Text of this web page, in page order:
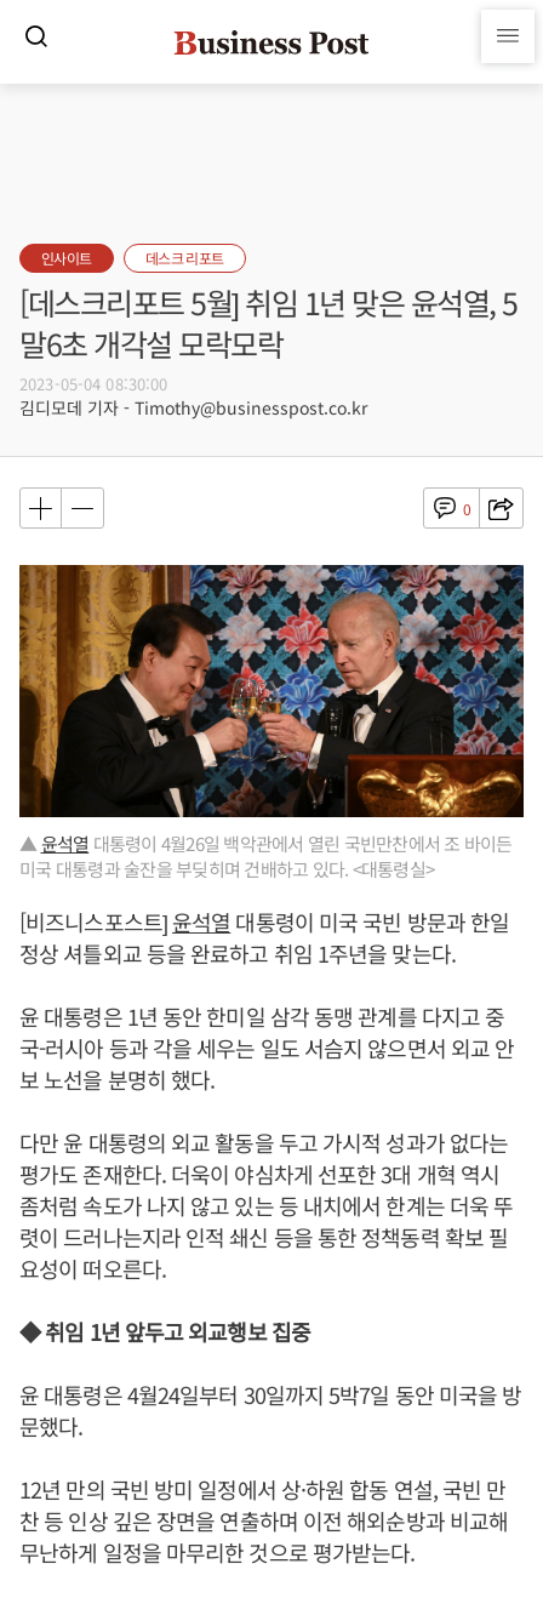
인사이트 데스크 리포트
[데스크리포트 5월] 취임 1년 맞은 윤석열, 5
말6초 개각설 모락모락
2023-05-04 08:30:00
김디모데 기자 - Timothy@businesspost.co.kr
0
▲윤석열 대통령이 4월26일 백악관에서 열린 국빈만찬에서 조 바이든
미국 대통령과 술잔을 부딪히며 건배하고 있다. <대통령실>
[비즈니스포스트]윤석열 대통령이 미국 국빈 방문과 한일
정상 셔틀외교 등을 완료하고 취임 1주년을 맞는다.
윤 대통령은 1년 동안 한미일 삼각 동맹 관계를 다지고 중
국-러시아 등과 각을 세우는 일도 서슴지 않으면서 외교 안
보 노선을 분명히 했다.
다만 윤 대통령의 외교 활동을 두고 가시적 성과가 없다는
평가도 존재한다. 더욱이 야심차게 선포한 3대 개혁 역시
좀처럼 속도가 나지 않고 있는 등 내치에서 한계는 더욱 뚜
렷이 드러나는지라 인적 쇄신 등을 통한 정책동력 확보 필
요성이 떠오른다.
◆ 취임 1년 앞두고 외교행보 집중
윤 대통령은 4월24일부터 30일까지 5박7일 동안 미국을 방
문했다.
12년 만의 국빈 방미 일정에서 상·하원 합동 연설, 국빈 만
찬 등 인상 깊은 장면을 연출하며 이전 해외순방과 비교해
무난하게 일정을 마무리한 것으로 평가받는다.